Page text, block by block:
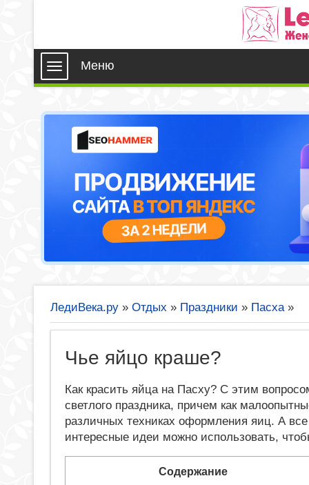
Меню
ЛедиВека.ру » Отдых » Праздники » Пасха»
Чье яйцо краше?
Как красить яйца на Пасху? С этим
светлого праздника, причем как
различных техниках оформления яиц. А
интересные идеи можно использовать,
Содержание